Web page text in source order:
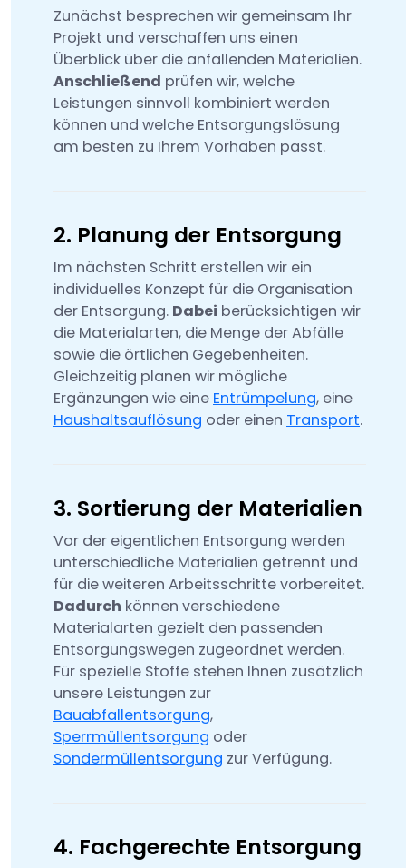
Zunächst besprechen wir gemeinsam Ihr
Projekt und verschaffen uns einen
Überblick über die anfallenden Materialien.
Anschließend prüfen wir, welche
Leistungen sinnvoll kombiniert werden
können und welche Entsorgungslösung
am besten zu Ihrem Vorhaben passt.
2. Planung der Entsorgung
Im nächsten Schritt erstellen wir ein
individuelles Konzept für die Organisation
der Entsorgung. Dabei berücksichtigen wir
die Materialarten, die Menge der Abfälle
sowie die örtlichen Gegebenheiten.
Gleichzeitig planen wir mögliche
Ergänzungen wie eine Entrümpelung, eine
Haushaltsauflösung oder einen Transport.
3. Sortierung der Materialien
Vor der eigentlichen Entsorgung werden
unterschiedliche Materialien getrennt und
für die weiteren Arbeitsschritte vorbereitet.
Dadurch können verschiedene
Materialarten gezielt den passenden
Entsorgungswegen zugeordnet werden.
Für spezielle Stoffe stehen Ihnen zusätzlich
unsere Leistungen zur
Bauabfallentsorgung,
Sperrmüllentsorgung oder
Sondermüllentsorgung zur Verfügung.
4. Fachgerechte Entsorgung